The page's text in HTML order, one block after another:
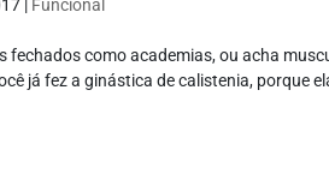
| Funcional
fechados como academias, ou acha
já fez a ginástica de calistenia, porque